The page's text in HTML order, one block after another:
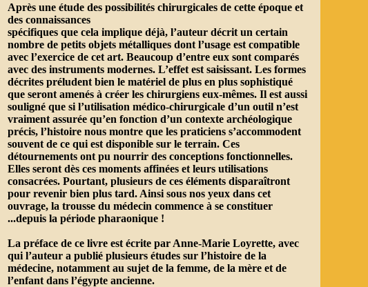
Après une étude des possibilités chirurgicales de cette époque et
des connaissances
spécifiques que cela implique déjà, l’auteur décrit un certain
nombre de petits objets métalliques dont l’usage est compatible
avec l’exercice de cet art. Beaucoup d’entre eux sont comparés
avec des instruments modernes. L’effet est saisissant. Les formes
décrites préludent bien le matériel de plus en plus sophistiqué
que seront amenés à créer les chirurgiens eux-mêmes. Il est aussi
souligné que si l’utilisation médico-chirurgicale d’un outil n’est
vraiment assurée qu’en fonction d’un contexte archéologique
précis, l’histoire nous montre que les praticiens s’accommodent
souvent de ce qui est disponible sur le terrain. Ces
détournements ont pu nourrir des conceptions fonctionnelles.
Elles seront dès ces moments affinées et leurs utilisations
consacrées. Pourtant, plusieurs de ces éléments disparaîtront
pour revenir bien plus tard. Ainsi sous nos yeux dans cet
ouvrage, la trousse du médecin commence à se constituer
...depuis la période pharaonique !
La préface de ce livre est écrite par Anne-Marie Loyrette, avec
qui l’auteur a publié plusieurs études sur l’histoire de la
médecine, notamment au sujet de la femme, de la mère et de
l’enfant dans l’égypte ancienne.